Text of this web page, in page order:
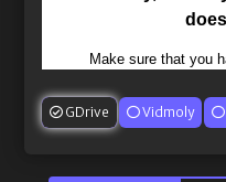
GDrive Vidmoly